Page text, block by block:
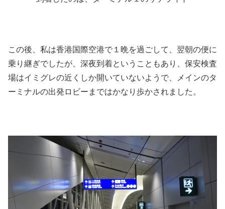
この後、私は香港国際空港で１晩を過ごして、翌朝の便に
乗り継ぎでしたが、深夜到着ということもあり、保安検査
場はイミグレの近くしか開いていないようで、メインのタ
ーミナルの出発ロビーまではかなり歩かされました。